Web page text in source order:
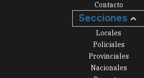
Contacto
Secciones
Locales
Policiales
Provinciales
Nacionales